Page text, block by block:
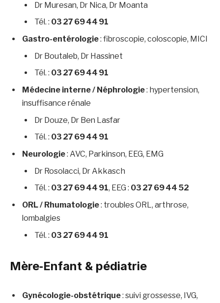
Dr Muresan, Dr Nica, Dr Moanta
Tél. : 03 27 69 44 91
Gastro-entérologie: fibroscopie, coloscopie, MICI
Dr Boutaleb, Dr Hassinet
Tél. : 03 27 69 44 91
Médecine interne / Néphrologie: hypertension,
insuffisance rénale
Dr Douze, Dr Ben Lasfar
Tél. : 03 27 69 44 91
Neurologie: AVC, Parkinson, EEG, EMG
Dr Rosolacci, Dr Akkasch
Tél. : 03 27 69 44 91, EEG : 03 27 69 44 52
ORL / Rhumatologie: troubles ORL, arthrose,
lombalgies
Tél. : 03 27 69 44 91
Mère‑Enfant & pédiatrie
Gynécologie-obstétrique: suivi grossesse, IVG,